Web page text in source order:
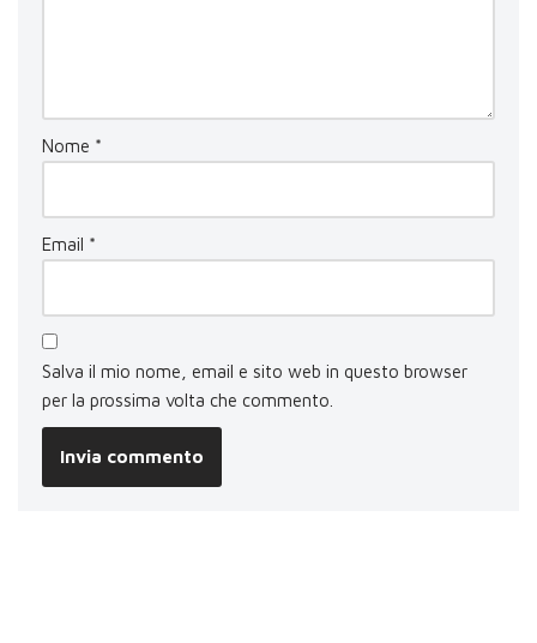
Nome *
Email *
Salva il mio nome, email e sito web in questo browser
per la prossima volta che commento.